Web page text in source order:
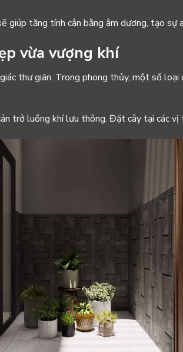
giúp tăng tính cân bằng âm dương, tạo sự
vừa vượng khí
thư giãn. Trong phong thủy, một số
trở luồng khí lưu thông. Đặt cây tại các vị